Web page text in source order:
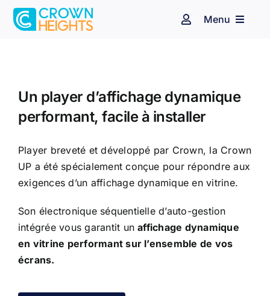
Passer
Navigation
Audiovisuel
Menu
Identité sonore
Nos clients
Blog
Contact
Un player d’affichage dynamique
performant, facile à installer
Player breveté et développé par Crown, la Crown
UP a été spécialement conçue pour répondre aux
exigences d’un affichage dynamique en vitrine.
Son électronique séquentielle d’auto-gestion
intégrée vous garantit unaffichage dynamique
en vitrine performant sur l’ensemble de vos
écrans.